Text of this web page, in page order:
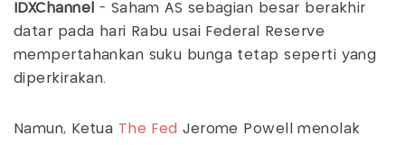
IDXChannel
- Saham AS sebagian besar berakhir
datar pada hari Rabu usai Federal Reserve
mempertahankan suku bunga tetap seperti yang
diperkirakan.
Namun, Ketua The Fed Jerome Powell menolak